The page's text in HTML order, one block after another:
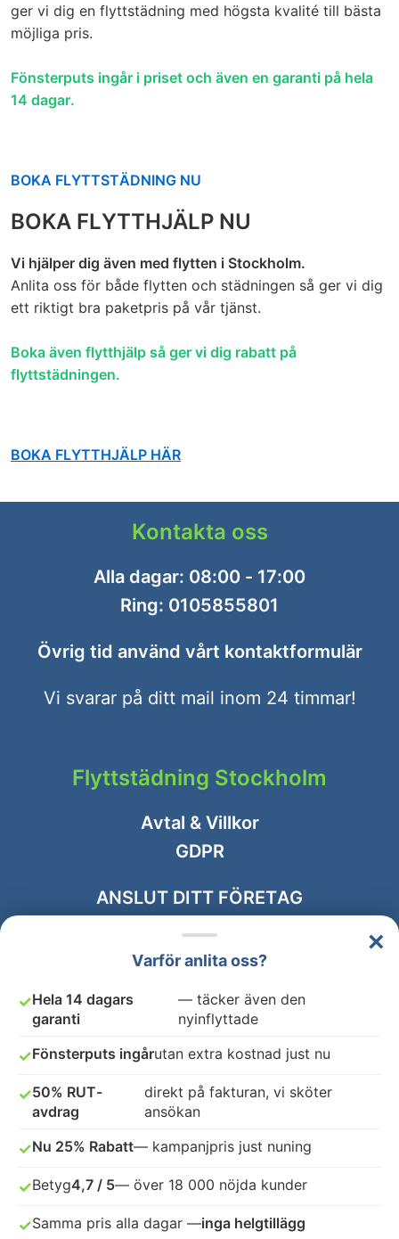
ger vi dig en flyttstädning med högsta kvalité till bästa
möjliga pris.
Fönsterputs ingår i priset och även en garanti på hela
14 dagar.
BOKA FLYTTSTÄDNING NU
BOKA FLYTTHJÄLP NU
Vi hjälper dig även med flytten i Stockholm.
Anlita oss för både flytten och städningen så ger vi dig
ett riktigt bra paketpris på vår tjänst.
Boka även flytthjälp så ger vi dig rabatt på
flyttstädningen.
BOKA FLYTTHJÄLP HÄR
Kontakta oss
Alla dagar: 08:00 - 17:00
Ring: 0105855801
Övrig tid använd vårt kontaktformulär
Vi svarar på ditt mail inom 24 timmar!
Flyttstädning Stockholm
Avtal & Villkor
GDPR
ANSLUT DITT FÖRETAG
×
Varför anlita oss?
✓Hela 14 dagars
garanti
— täcker även den
nyinflyttade
✓Fönsterputs ingårutan extra kostnad just nu
✓50% RUT-
avdrag
direkt på fakturan, vi sköter
ansökan
✓Nu 25% Rabatt— kampanjpris just nuning
✓Betyg4,7 / 5— över 18 000 nöjda kunder
✓Samma pris alla dagar —inga helgtillägg